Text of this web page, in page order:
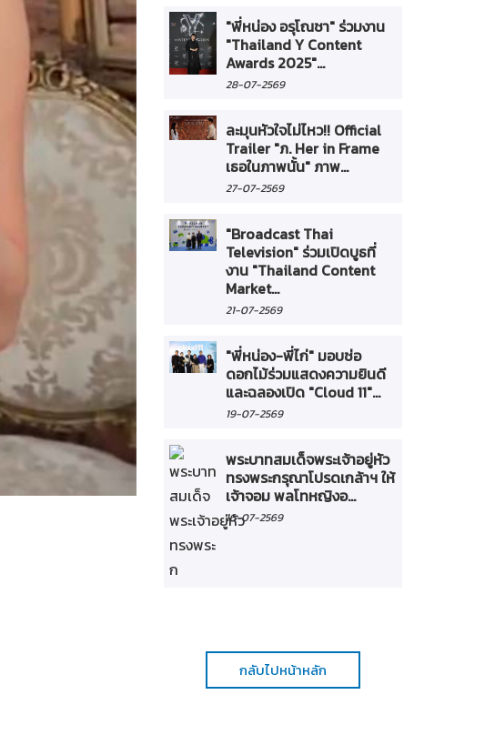
"พี่หน่อง อรุโณชา" ร่วมงาน
"Thailand Y Content
Awards 2025"...
28-07-2569
ละมุนหัวใจไม่ไหว!! Official
Trailer "ภ. Her in Frame
เธอในภาพนั้น" ภาพ...
27-07-2569
"Broadcast Thai
Television" ร่วมเปิดบูธที่
งาน "Thailand Content
Market...
21-07-2569
"พี่หน่อง-พี่ไก่" มอบช่อ
ดอกไม้ร่วมแสดงความยินดี
และฉลองเปิด "Cloud 11"...
19-07-2569
พระบาทสมเด็จพระเจ้าอยู่หัว
ทรงพระกรุณาโปรดเกล้าฯ ให้
เจ้าจอม พลโทหญิงอ...
16-07-2569
กลับไปหน้าหลัก